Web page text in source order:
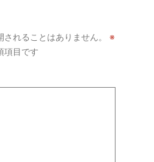
れることはありません。
※
項目です